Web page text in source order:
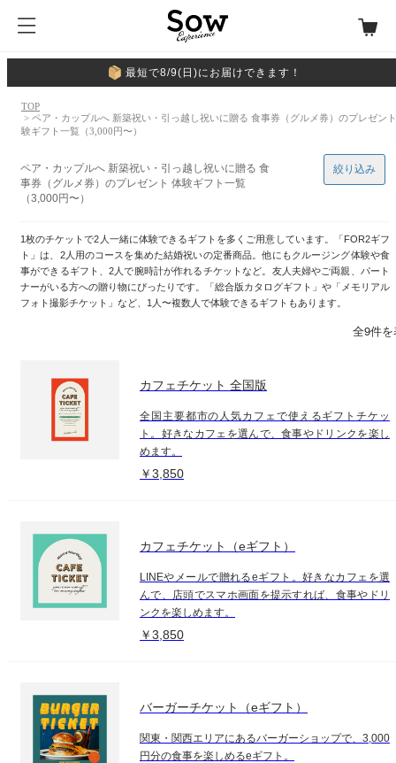
最短で8/9(日)にお届けできます！
TOP
> ペア・カップルへ 新築祝い・引っ越し祝いに贈る 食事券（グルメ券）のプレゼン
験ギフト一覧（3,000円〜）
ペア・カップルへ 新築祝い・引っ越し祝いに贈る 食
事券（グルメ券）のプレゼント 体験ギフト一覧
（3,000円〜）
1枚のチケットで2人一緒に体験できるギフトを多くご用意しています。「FOR2ギフ
ト」は、2人用のコースを集めた結婚祝いの定番商品。他にもクルージング体験や食
事ができるギフト、2人で腕時計が作れるチケットなど。友人夫婦やご両親、パート
ナーがいる方への贈り物にぴったりです。「総合版カタログギフト」や「メモリアル
フォト撮影チケット」など、1人〜複数人で体験できるギフトもあります。
絞り込み
全9件
カフェチケット 全国版
全国主要都市の人気カフェで使えるギフトチケッ
ト。好きなカフェを選んで、食事やドリンクを楽し
めます。
￥3,850
カフェチケット（eギフト）
LINEやメールで贈れるeギフト。好きなカフェを選
んで、店頭でスマホ画面を提示すれば、食事やドリ
ンクを楽しめます。
￥3,850
バーガーチケット（eギフト）
関東・関西エリアにあるバーガーショップで、3,000
円分の食事を楽しめるeギフト。